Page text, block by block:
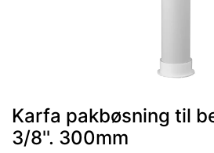
Karfa pakbøsning til
3/8''. 300mm